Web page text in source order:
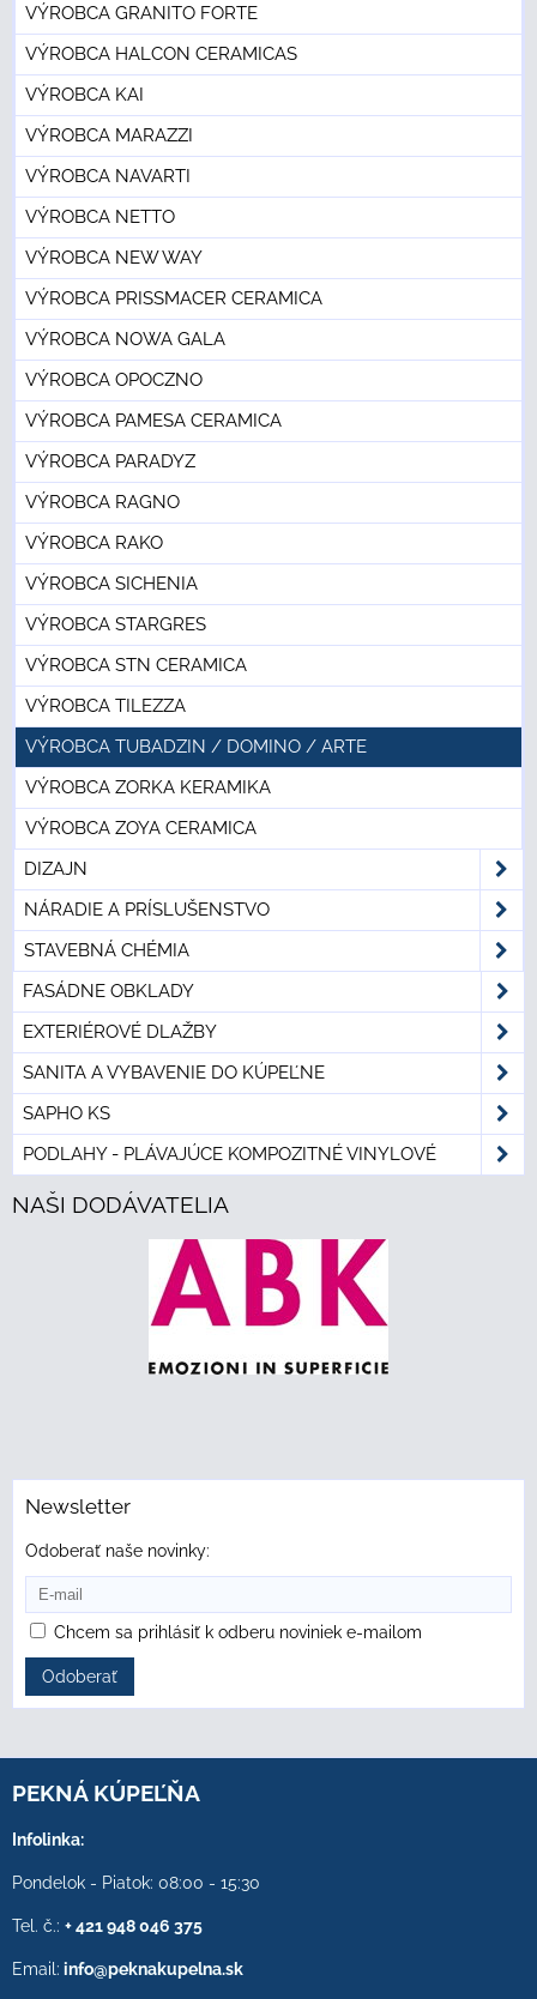
VÝROBCA GRANITO FORTE
VÝROBCA HALCON CERAMICAS
VÝROBCA KAI
VÝROBCA MARAZZI
VÝROBCA NAVARTI
VÝROBCA NETTO
VÝROBCA NEW WAY
VÝROBCA PRISSMACER CERAMICA
VÝROBCA NOWA GALA
VÝROBCA OPOCZNO
VÝROBCA PAMESA CERAMICA
VÝROBCA PARADYZ
VÝROBCA RAGNO
VÝROBCA RAKO
VÝROBCA SICHENIA
VÝROBCA STARGRES
VÝROBCA STN CERAMICA
VÝROBCA TILEZZA
VÝROBCA TUBADZIN / DOMINO / ARTE
VÝROBCA ZORKA KERAMIKA
VÝROBCA ZOYA CERAMICA
DIZAJN
NÁRADIE A PRÍSLUŠENSTVO
STAVEBNÁ CHÉMIA
FASÁDNE OBKLADY
EXTERIÉROVÉ DLAŽBY
SANITA A VYBAVENIE DO KÚPEĽNE
SAPHO KS
PODLAHY - PLÁVAJÚCE KOMPOZITNÉ VINYLOVÉ
NAŠI DODÁVATELIA
Newsletter
Odoberať naše novinky:
Chcem sa prihlásiť k odberu noviniek e-mailom
Odoberať
PEKNÁ KÚPEĽŇA
Infolinka:
Pondelok - Piatok: 08:00 - 15:30
Tel. č.: + 421 948 046 375
Email: info@peknakupelna.sk